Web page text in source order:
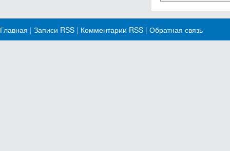
Главная | Записи RSS | Комментарии RSS | Обратная связь